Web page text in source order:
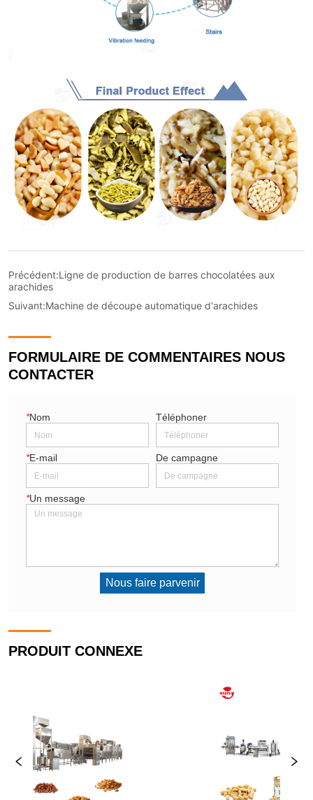
Précédent:Ligne de production de barres chocolatées aux
arachides
Suivant:Machine de découpe automatique d'arachides
FORMULAIRE DE COMMENTAIRES NOUS
CONTACTER
*Nom Téléphoner
*E-mail De campagne
*Un message
Nous faire parvenir
PRODUIT CONNEXE